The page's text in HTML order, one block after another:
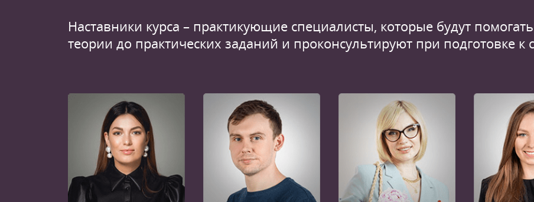
Наставники курса – практикующие специалисты, которые будут
теории до практических заданий и проконсультируют при подготовке к